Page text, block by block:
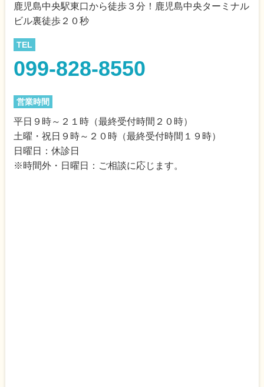
鹿児島中央駅東口から徒歩３分！鹿児島中央ターミナル
ビル裏徒歩２０秒
TEL
099-828-8550
営業時間
平日９時～２１時（最終受付時間２０時）
土曜・祝日９時～２０時（最終受付時間１９時）
日曜日：休診日
※時間外・日曜日：ご相談に応じます。